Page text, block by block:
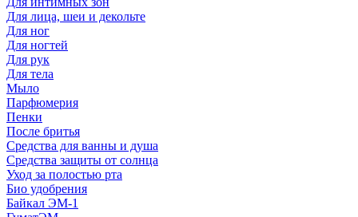
Для лица, шеи и декольте
Для ног
Для ногтей
Для рук
Для тела
Мыло
Парфюмерия
Пенки
После бритья
Средства для ванны и душа
Средства защиты от солнца
Уход за полостью рта
Био удобрения
Байкал ЭМ-1